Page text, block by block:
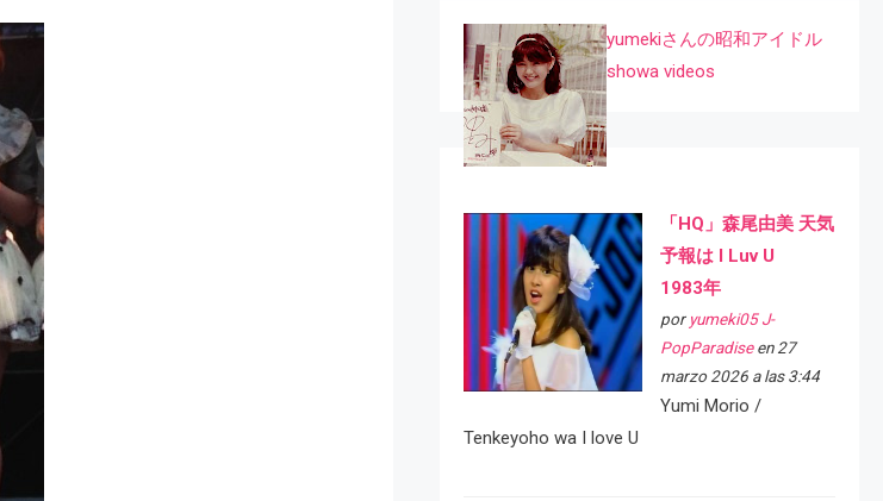
yumekiさんの昭和アイドル
showa videos
「HQ」森尾由美 天気
予報は I Luv U
1983年
por yumeki05 J-
PopParadiseen 27
marzo 2026 a las 3:44
Yumi Morio /
Tenkeyoho wa I love U